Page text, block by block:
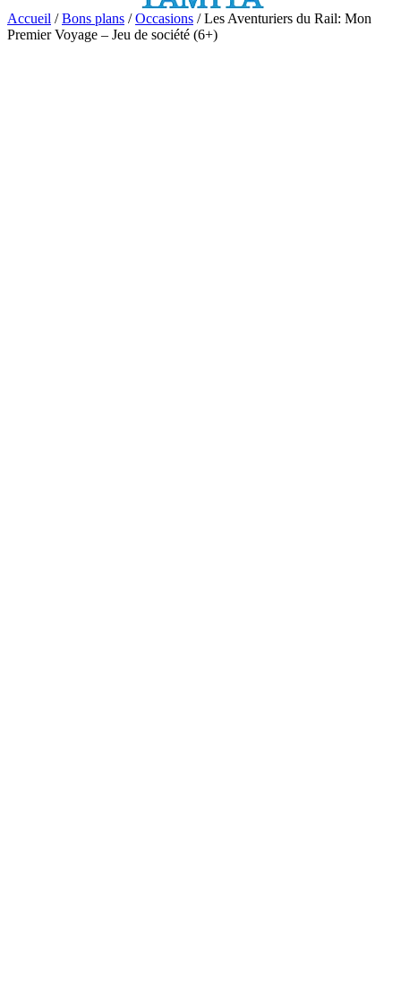
Accueil /Bons plans /Occasions / Les Aventuriers du Rail: Mon
Premier Voyage – Jeu de société (6+)